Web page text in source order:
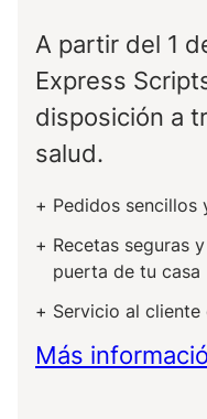
A partir del 1
Express
disposición a
salud.
Pedidos sencillos
Recetas seguras
puerta de tu casa
Servicio al
Más